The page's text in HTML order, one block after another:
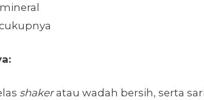
shakeratau wadah bersih, serta